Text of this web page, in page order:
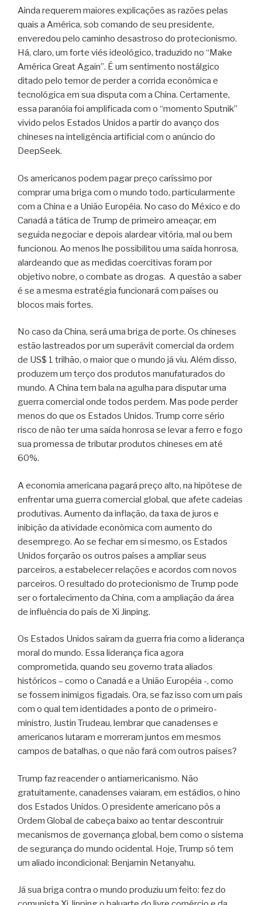
Ainda requerem maiores explicações as razões pelas
quais a América, sob comando de seu presidente,
enveredou pelo caminho desastroso do protecionismo.
Há, claro, um forte viés ideológico, traduzido no “Make
América Great Again”. É um sentimento nostálgico
ditado pelo temor de perder a corrida econômica e
tecnológica em sua disputa com a China. Certamente,
essa paranóia foi amplificada com o “momento Sputnik”
vivido pelos Estados Unidos a partir do avanço dos
chineses na inteligência artificial com o anúncio do
DeepSeek.
Os americanos podem pagar preço caríssimo por
comprar uma briga com o mundo todo, particularmente
com a China e a União Européia. No caso do México e do
Canadá a tática de Trump de primeiro ameaçar, em
seguida negociar e depois alardear vitória, mal ou bem
funcionou. Ao menos lhe possibilitou uma saída honrosa,
alardeando que as medidas coercitivas foram por
objetivo nobre, o combate as drogas. A questão a saber
é se a mesma estratégia funcionará com países ou
blocos mais fortes.
No caso da China, será uma briga de porte. Os chineses
estão lastreados por um superávit comercial da ordem
de US$ 1 trilhão, o maior que o mundo já viu. Além disso,
produzem um terço dos produtos manufaturados do
mundo. A China tem bala na agulha para disputar uma
guerra comercial onde todos perdem. Mas pode perder
menos do que os Estados Unidos. Trump corre sério
risco de não ter uma saída honrosa se levar a ferro e fogo
sua promessa de tributar produtos chineses em até
60%.
A economia americana pagará preço alto, na hipótese de
enfrentar uma guerra comercial global, que afete cadeias
produtivas. Aumento da inflação, da taxa de juros e
inibição da atividade econômica com aumento do
desemprego. Ao se fechar em si mesmo, os Estados
Unidos forçarão os outros países a ampliar seus
parceiros, a estabelecer relações e acordos com novos
parceiros. O resultado do protecionismo de Trump pode
ser o fortalecimento da China, com a ampliação da área
de influência do país de Xi Jinping.
Os Estados Unidos saíram da guerra fria como a liderança
moral do mundo. Essa liderança fica agora
comprometida, quando seu governo trata aliados
históricos – como o Canadá e a União Européia -, como
se fossem inimigos figadais. Ora, se faz isso com um país
com o qual tem identidades a ponto de o primeiro-
ministro, Justin Trudeau, lembrar que canadenses e
americanos lutaram e morreram juntos em mesmos
campos de batalhas, o que não fará com outros países?
Trump faz reacender o antiamericanismo. Não
gratuitamente, canadenses vaiaram, em estádios, o hino
dos Estados Unidos. O presidente americano pôs a
Ordem Global de cabeça baixo ao tentar descontruir
mecanismos de governança global, bem como o sistema
de segurança do mundo ocidental. Hoje, Trump só tem
um aliado incondicional: Benjamin Netanyahu.
Já sua briga contra o mundo produziu um feito: fez do